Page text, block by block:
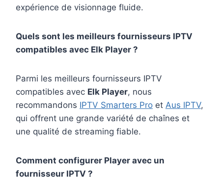
expérience de visionnage fluide.
Quels sont les meilleurs fournisseurs IPTV
compatibles avec Elk Player ?
Parmi les meilleurs fournisseurs IPTV
compatibles avec Elk Player, nous
recommandons IPTV Smarters Pro et Aus IPTV,
qui offrent une grande variété de chaînes et
une qualité de streaming fiable.
Comment configurer Player avec un
fournisseur IPTV ?